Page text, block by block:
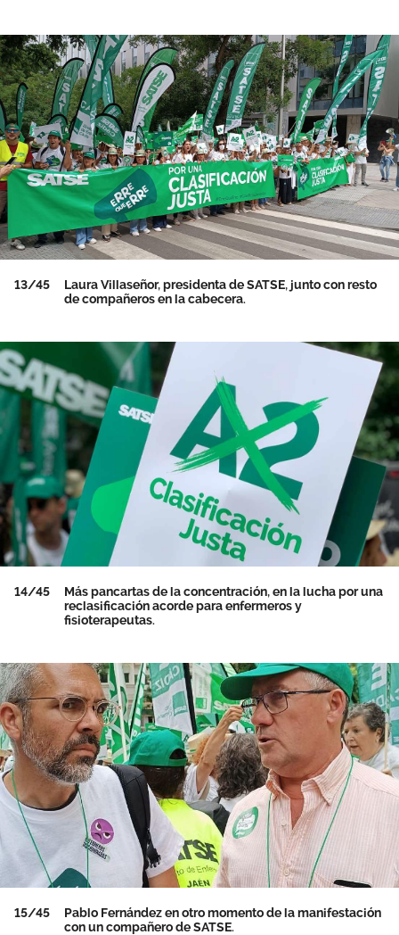
13/45
Laura Villaseñor, presidenta de SATSE, junto con resto
de compañeros en la cabecera.
14/45
Más pancartas de la concentración, en la lucha por una
reclasificación acorde para enfermeros y
fisioterapeutas.
15/45
Pablo Fernández en otro momento de la manifestación
con un compañero de SATSE.